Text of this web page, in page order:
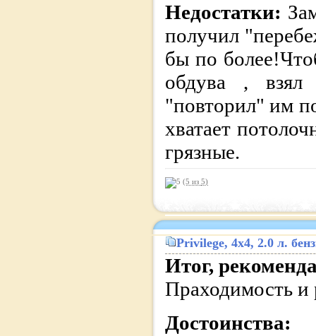
Недостатки:
получил
бы по
обдува ,
"повторил" им
хватает
грязные.
(5 из 5)
Privilege, 4x4, 2.0 л.
Итог,
Праходимость и
Достоинства: